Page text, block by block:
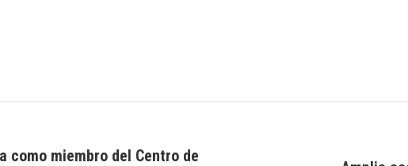
como miembro del Centro de